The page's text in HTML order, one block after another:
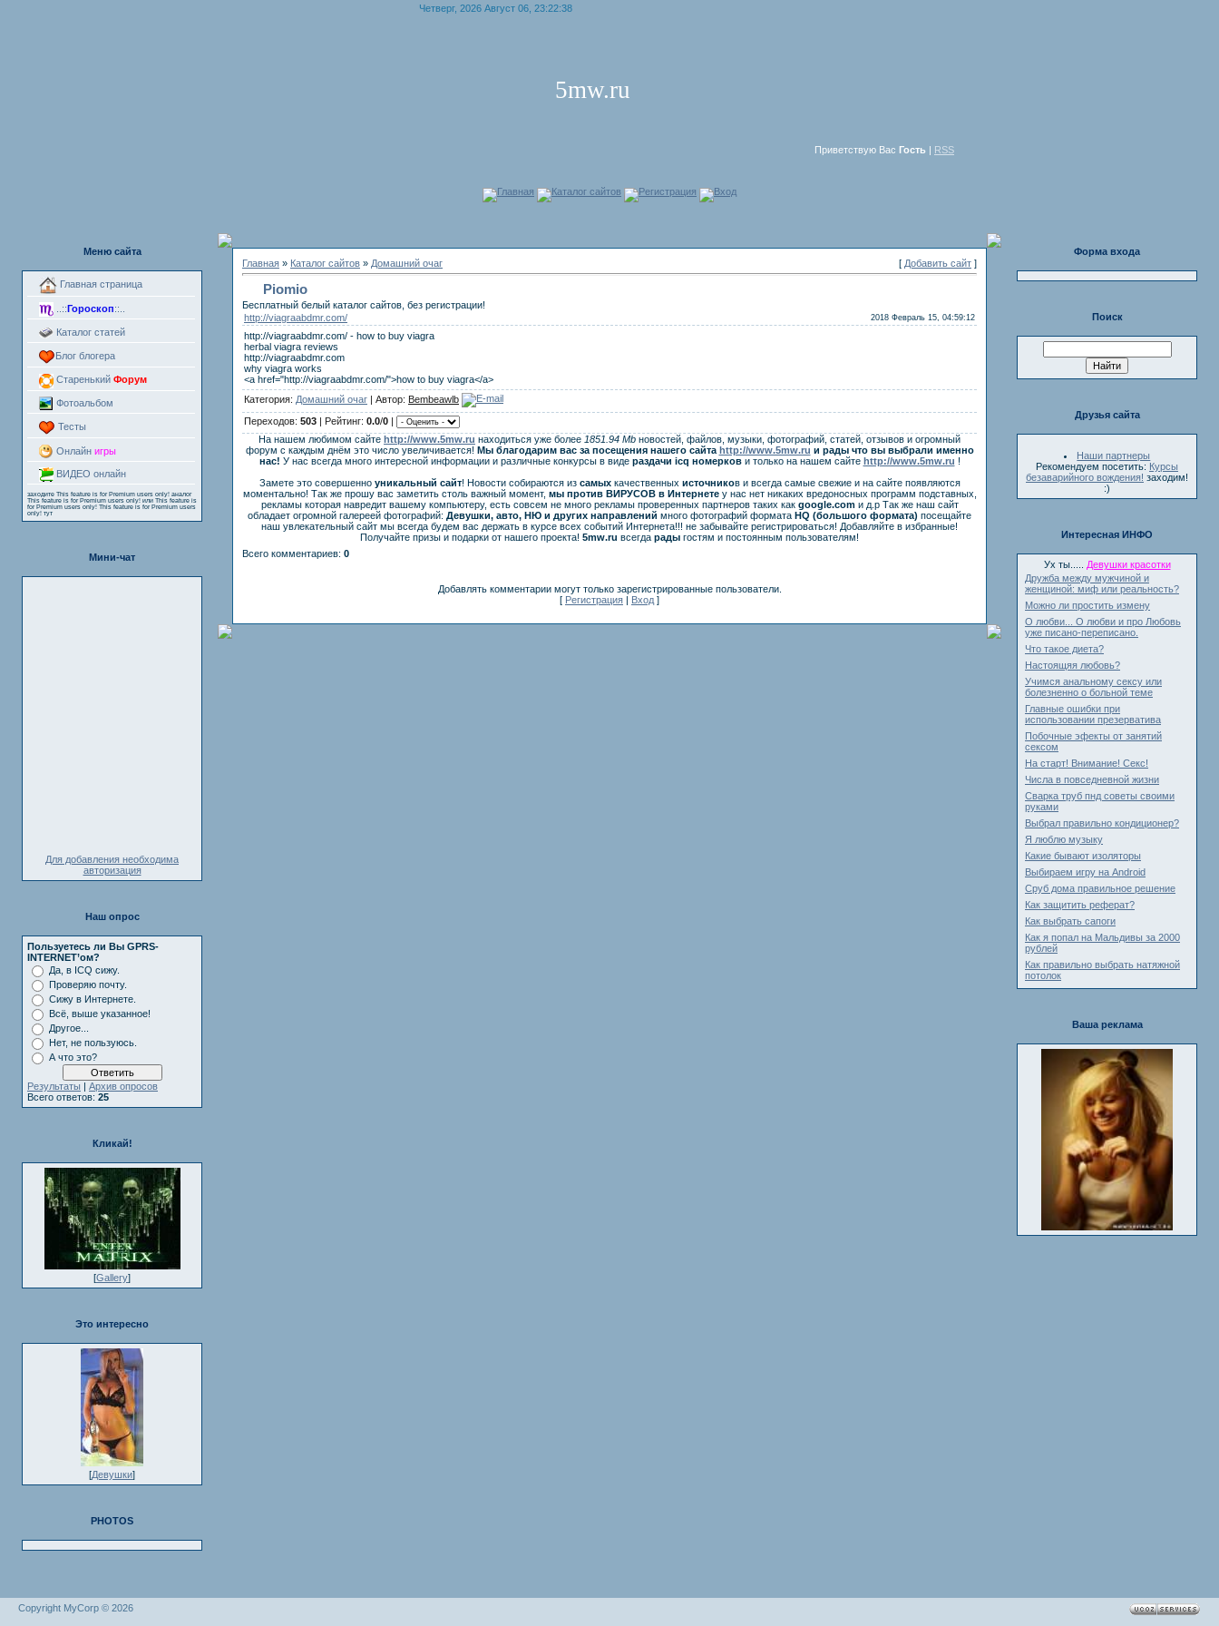
Четверг, 2026 Август 06, 23:22:38
5mw.ru
Приветствую Вас Гость | RSS
Главная Каталог сайтов Регистрация Вход
Меню сайта
Главная страница
..:: Гороскоп::..
Каталог статей
Блог блогера
Старенький Форум
Фотоальбом
Тесты
Онлайн игры
ВИДЕО онлайн
заходите This feature is for Premium users only! аналог
This feature is for Premium users only! или This feature is
for Premium users only! This feature is for Premium users
only! тут
Мини-чат
Для добавления необходима
авторизация
Наш опрос
Пользуетесь ли Вы GPRS-
INTERNET’ом?
Да, в ICQ сижу.
Проверяю почту.
Сижу в Интернете.
Всё, выше указанное!
Другое...
Нет, не пользуюсь.
А что это?
Результаты | Архив опросов
Всего ответов: 25
Кликай!
[Gallery]
Это интересно
[Девушки]
PHOTOS
Главная » Каталог сайтов » Домашний очаг [ Добавить сайт ]
Piomio
Бесплатный белый каталог сайтов, без регистрации!
http://viagraabdmr.com/
2018 Февраль 15, 04:59:12
http://viagraabdmr.com/ - how to buy viagra
herbal viagra reviews
http://viagraabdmr.com
why viagra works
<a href="http://viagraabdmr.com/">how to buy viagra</a>
Категория: Домашний очаг | Автор: Bembeawlb
Переходов: 503 | Рейтинг: 0.0/0 |
На нашем любимом сайте http://www.5mw.ru находиться уже более 1851.94 Mb новостей, файлов, музыки, фотографий, статей, отзывов и огромный
форум с каждым днём это число увеличивается! Мы благодарим вас за посещения нашего сайта http://www.5mw.ru и рады что вы выбрали именно
нас! У нас всегда много интересной информации и различные конкурсы в виде раздачи icq номеркови только на нашем сайте http://www.5mw.ru !
Замете это совершенноуникальный сайт! Новости собираются из самыхкачественных источников и всегда самые свежие и на сайте появляются
моментально! Так же прошу вас заметить столь важный момент, мы против ВИРУСОВ в Интернетеу нас нет никаких вредоносных программ подставных,
рекламы которая навредит вашему компьютеру, есть совсем не много рекламы проверенных партнеров таких как google.comи д.р Так же наш сайт
обладает огромной галереей фотографий: Девушки, авто, НЮ и других направлений много фотографий формата HQ (большого формата) посещайте
наш увлекательный сайт мы всегда будем вас держать в курсе всех событий Интернета!!! не забывайте регистрироваться! Добавляйте в избранные!
Получайте призы и подарки от нашего проекта! 5mw.ru всегда рады гостям и постоянным пользователям!
Всего комментариев: 0
Добавлять комментарии могут только зарегистрированные пользователи.
[ Регистрация | Вход ]
Форма входа
Поиск
Друзья сайта
Наши партнеры
Рекомендуем посетить: Курсы
безаварийного вождения! заходим!
:)
Интересная ИНФО
Ух ты.....
Девушки красотки
Дружба между мужчиной и
женщиной: миф или реальность?
Можно ли простить измену
О любви... О любви и про Любовь
уже писано-переписано.
Что такое диета?
Настоящяя любовь?
Учимся анальному сексу или
болезненно о больной теме
Главные ошибки при
использовании презерватива
Побочные эфекты от занятий
сексом
На старт! Внимание! Секс!
Числа в повседневной жизни
Сварка труб пнд советы своими
руками
Выбрал правильно кондиционер?
Я люблю музыку
Какие бывают изоляторы
Выбираем игру на Android
Сруб дома правильное решение
Как защитить реферат?
Как выбрать сапоги
Как я попал на Мальдивы за 2000
рублей
Как правильно выбрать натяжной
потолок
Ваша реклама
Copyright MyCorp © 2026